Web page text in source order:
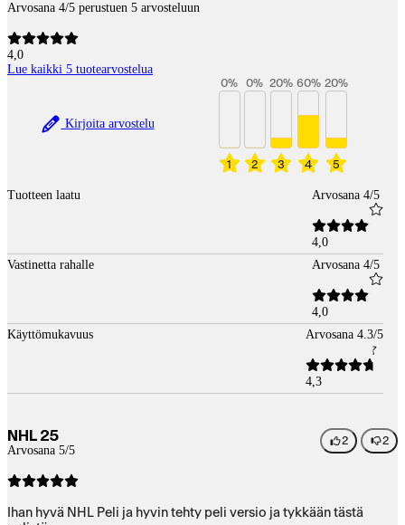
Arvosana 4/5 perustuen 5 arvosteluun
4,0
Lue kaikki 5 tuotearvostelua
Kirjoita arvostelu
1
0%
2
0%
3
20%
4
60%
5
20%
Tuotteen laatu Arvosana 4/5
4,0
Vastinetta rahalle
Arvosana 4/5
4,0
Käyttömukavuus
Arvosana 4.3/5
4,3
NHL 25
Arvosana 5/5
2 2
Ihan hyvä NHL Peli ja hyvin tehty peli versio ja tykkään tästä